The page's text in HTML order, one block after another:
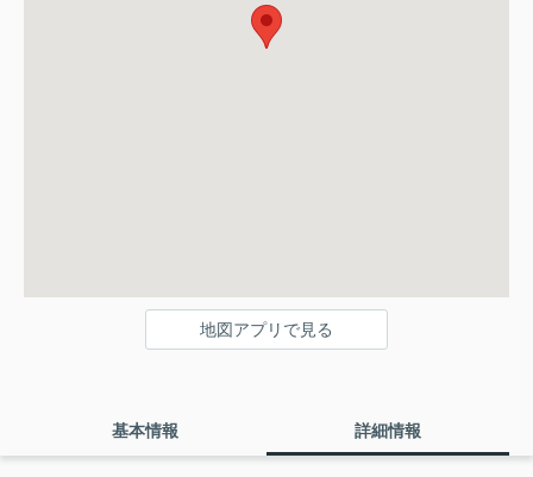
地図アプリで見る
基本情報 詳細情報